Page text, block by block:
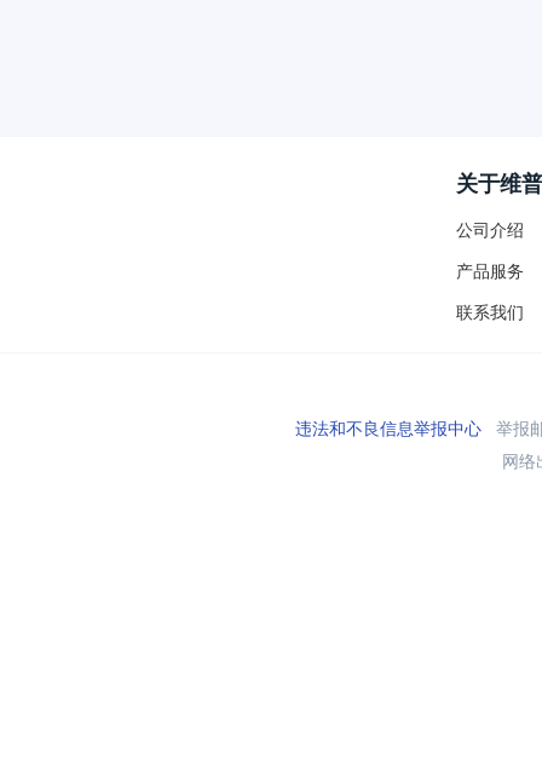
关于维普
公司介绍
产品服务
联系我们
违法和不良信息举报中心举报
网